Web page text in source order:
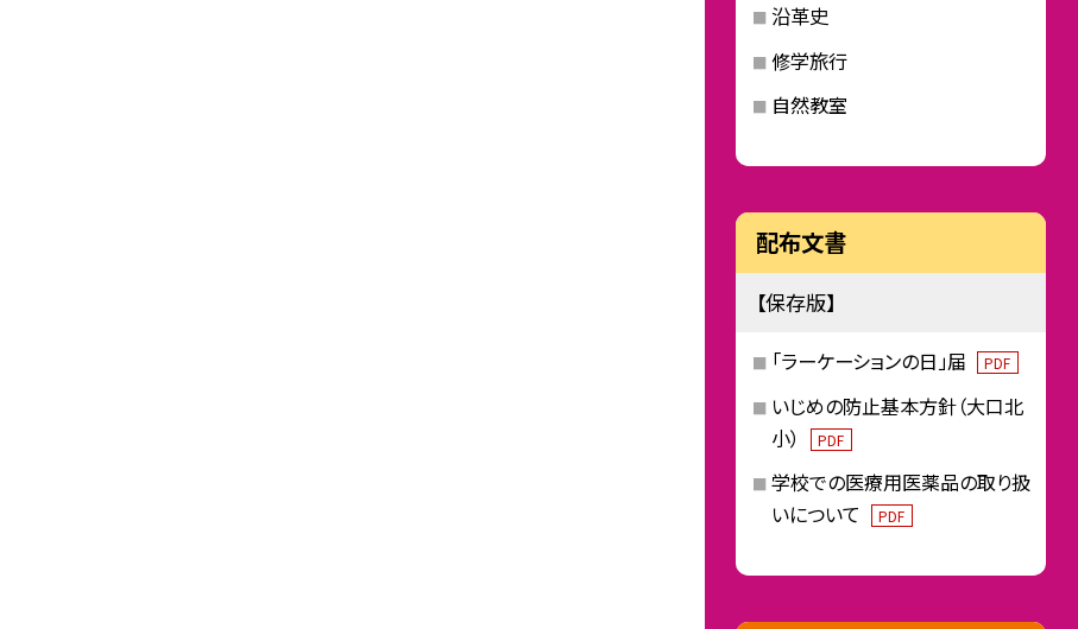
沿革史
修学旅行
自然教室
配布文書
【保存版】
「ラーケーションの日」届 PDF
いじめの防止基本方針（大口北
小）
PDF
学校での医療用医薬品の取り扱
いについて
PDF